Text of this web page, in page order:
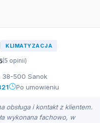
KLIMATYZACJA
(5 opinii)
38-500 Sanok
Po umowieniu
obsługa i kontakt z klientem.
wykonana fachowo, w